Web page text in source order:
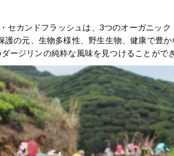
セカンドフラッシュは、3つのオーガニッ
護の元、生物多様性、野生生物、健康で豊
ージリンの純粋な風味を見つけることがで